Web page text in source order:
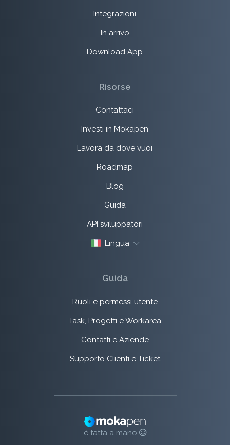
Integrazioni
In arrivo
Download App
Risorse
Contattaci
Investi in Mokapen
Lavora da dove vuoi
Roadmap
Blog
Guida
API sviluppatori
Lingua
Guida
Ruoli e permessi utente
Task, Progetti e Workarea
Contatti e Aziende
Supporto Clienti e Ticket
è fatta a mano